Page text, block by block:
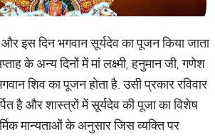
इस दिन भगवान सूर्यदेव का पूजन किया जाता
के ​अन्य दिनों में मां लक्ष्मी, हनुमान जी, गणेश
शिव का पूजन होता है. उसी प्रकार रविवार
है और शास्त्रों में सूर्यदेव की पूजा का विशेष
मान्यताओं के अनुसार जिस व्यक्ति पर